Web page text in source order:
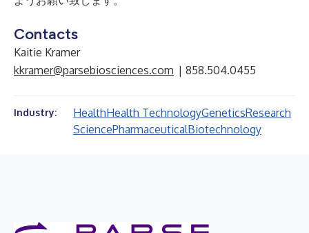
Contacts
Kaitie Kramer
kkramer@parsebiosciences.com | 858.504.0455
Industry: HealthHealth TechnologyGeneticsResearch
SciencePharmaceuticalBiotechnology